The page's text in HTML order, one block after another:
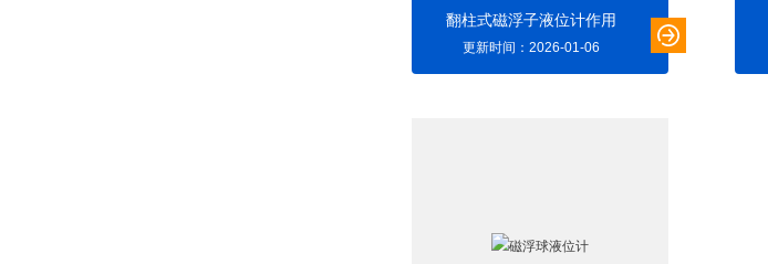
翻柱式磁浮子液位计作用
更新时间：2026-01-06